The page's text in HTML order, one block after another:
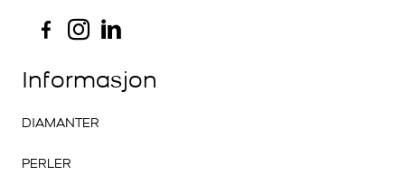
Informasjon
DIAMANTER
PERLER